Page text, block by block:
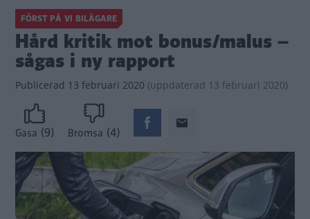
FÖRST PÅ VI BILÄGARE
Hård kritik mot bonus/malus –
sågas i ny rapport
Publicerad 13 februari 2020 (uppdaterad 13 februari 2020)
Gasa (9) Bromsa (4)